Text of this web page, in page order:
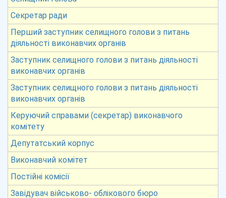
Секретар ради
Перший заступник селищного голови з питань
діяльності виконавчих органів
Заступник селищного голови з питань діяльності
виконавчих органів
Заступник селищного голови з питань діяльності
виконавчих органів
Керуючий справами (секретар) виконавчого
комітету
Депутатський корпус
Виконавчий комітет
Постійні комісії
Завідувач військово- облікового бюро